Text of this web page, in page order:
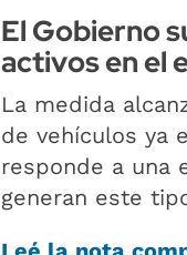
El Gobierno
activos en el
La medida
de vehículos ya
responde a una
generan este